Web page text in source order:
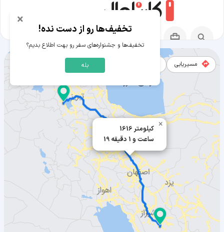
1616 کیلومتر
19 ساعت و 1 دقیقه
×
مسیریابی
مسیر جهرم به ارومیه
× تخفیف‌ها رو از دست نده!
تخفیف‌ها و جشنواره‌های سفر رو بهت اطلاع بدیم؟
بله